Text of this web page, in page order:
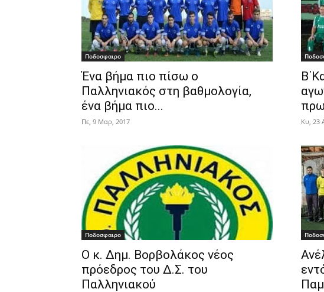
Ποδοσφαιρο
Ένα βήμα πιο πίσω ο
Παλληνιακός στη βαθμολογία,
ένα βήμα πιο...
Πε, 9 Μαρ, 2017 Κυ, 23
Ποδοσφαιρο
Ο κ. Δημ. Βορβολάκος νέος
πρόεδρος του Δ.Σ. του
Παλληνιακού